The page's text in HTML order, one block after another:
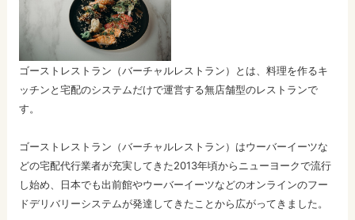
ゴーストレストラン（バーチャルレストラン）とは、料理を作るキ
ッチンと宅配のシステムだけで運営する無店舗型のレストランで
す。
ゴーストレストラン（バーチャルレストラン）はウーバーイーツな
どの宅配代行業者が充実してきた2013年頃からニューヨークで流行
し始め、日本でも出前館やウーバーイーツなどのオンラインのフー
ドデリバリーシステムが発達してきたことから広がってきました。